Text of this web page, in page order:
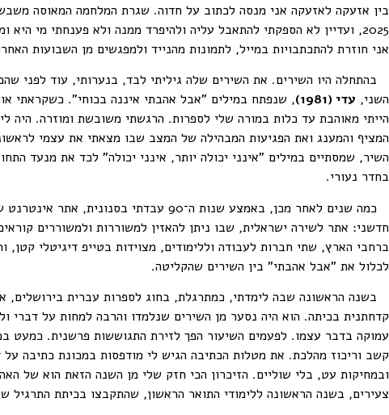
בין אזעקה לאזעקה אני מנסה לכתוב על חדוה. שגרת המלחמה המאוסה
2025, ועדיין לא הספקתי להתאבל עליה ולהיפרד ממנה ולא פענחתי מי
אני חוזרת להתכתבויות במייל, לתמונות מהנייד ולמפגשים מן השבועות
בהתחלה היו השירים. את השירים שלה גיליתי לבד, בנערותי, עוד לפני
השני, עדי (1981)
, שנפתח במילים "אבל אהבתי איננה בכוחי". כשקראתי
הייתי מאוהבת עד כלות במורה שלי לספרות. הרגשתי משובשת ומוזרה.
המציף והמענג ואת הפגיעות המבהילה של המצב שבו מצאתי את עצמי
השיר, שמסתיים במילים "אינני יכולה יותר, אינני יכולה" לכד את מנעד
בחדר נעורי.
כמה שנים לאחר מכן, באמצע שנות ה־90
חדשני: אתר לשירה ישראלית, שבו ניתן להאזין למשוררות ולמשוררים
ברחבי הארץ, שתי חברות לעבודה וללימודים, מצוידות בטייפ דיגיטלי
לכלול את "אבל אהבתי" בין השירים שהקליטה.
בשנה הראשונה שבה לימדתי, כמתרגלת, בחוג לספרות עברית בירושלים,
קדחתנית בכיתה. הוא היה נסער מן השירים שנלמדו והרבה למחות על דברי
עמוקה בדבר עצמו. לפעמים השיעור הפך לזירת התגוששות פרשנית. כמעט
קשב וריכוז מהלכת. את מטלות הכתיבה הגיש לי מודפסות במכונת כתיבה על
ובמחיקות עט, בלי שוליים. הזיכרון הכי חזק שלי מן השנה הזאת הוא של
צעירים, בשנה הראשונה ללימודי התואר הראשון, שהתקבצו בכיתת התרגיל